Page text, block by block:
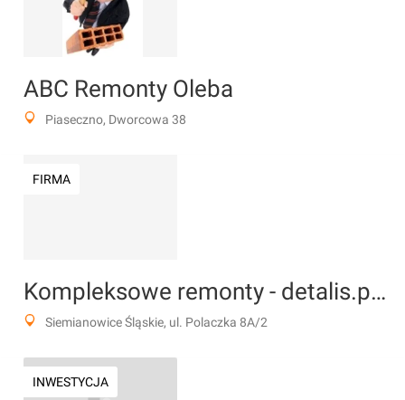
ABC Remonty Oleba
Piaseczno, Dworcowa 38
FIRMA
Kompleksowe remonty - detalis.pro
Siemianowice Śląskie, ul. Polaczka 8A/2
INWESTYCJA